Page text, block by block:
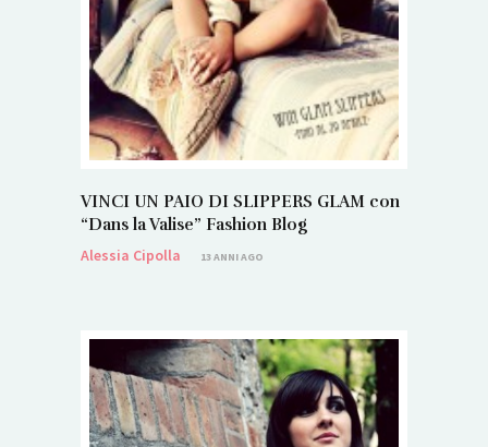
VINCI UN PAIO DI SLIPPERS GLAM con
“Dans la Valise” Fashion Blog
Alessia Cipolla
13 ANNI AGO